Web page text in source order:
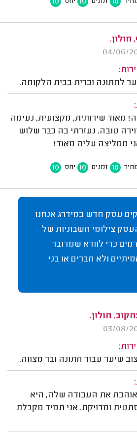
חולון.
לחתונה וברית בבית הלקוחה.
מאוד שירותית, מקצועית, נעימה
טובה. נעזרתי בה כבר שלוש
ממליצה עליה מאוד!
10 זמנים 10 יחס 10
עסק חדש במידרג אנחנו
צילומי חשבוניות של
כדי לוודא שמדובר
ולא חברים או בני
חולון.
שיער עבור חתונה ובר מצווה.
אוהבת את העבודה שלה, היא
ומדויקת. אני תמיד מקבלת